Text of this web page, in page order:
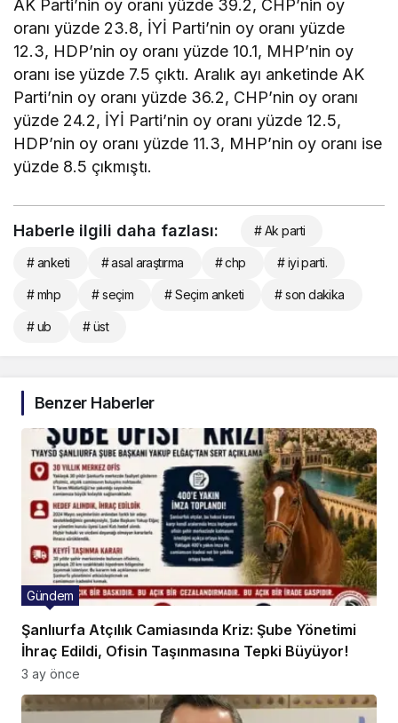
AK Parti’nin oy oranı yüzde 39.2, CHP’nin oy
oranı yüzde 23.8, İYİ Parti’nin oy oranı yüzde
12.3, HDP’nin oy oranı yüzde 10.1, MHP’nin oy
oranı ise yüzde 7.5 çıktı. Aralık ayı anketinde AK
Parti’nin oy oranı yüzde 36.2, CHP’nin oy oranı
yüzde 24.2, İYİ Parti’nin oy oranı yüzde 12.5,
HDP’nin oy oranı yüzde 11.3, MHP’nin oy oranı ise
yüzde 8.5 çıkmıştı.
Haberle ilgili daha fazlası: # Ak parti
# anketi # asal araştırma # chp # iyi parti.
# mhp # seçim # Seçim anketi # son dakika
# ub # üst
Benzer Haberler
Şanlıurfa Atçılık Camiasında Kriz: Şube Yönetimi
İhraç Edildi, Ofisin Taşınmasına Tepki Büyüyor!
Gündem
3 ay önce